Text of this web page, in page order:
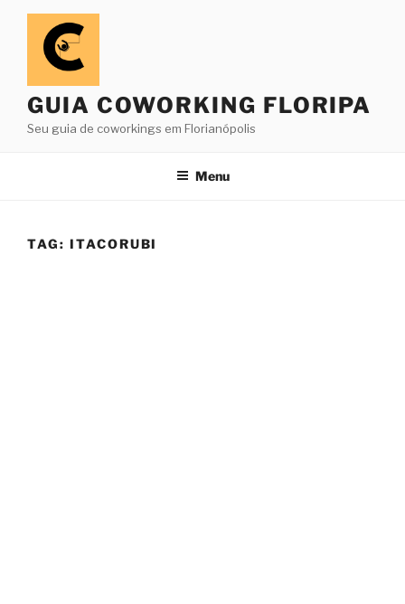
Pular
conteúdo
GUIA COWORKING FLORIPA
Seu guia de coworkings em Florianópolis
Menu
TAG: ITACORUBI